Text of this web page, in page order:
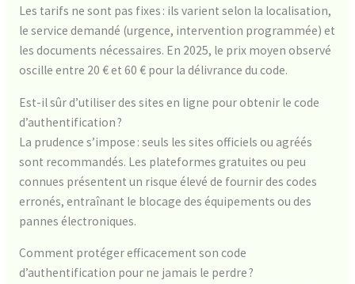
Les tarifs ne sont pas fixes : ils varient selon la localisation,
le service demandé (urgence, intervention programmée) et
les documents nécessaires. En 2025, le prix moyen observé
oscille entre 20 € et 60 € pour la délivrance du code.
Est-il sûr d’utiliser des sites en ligne pour obtenir le code
d’authentification ?
La prudence s’impose : seuls les sites officiels ou agréés
sont recommandés. Les plateformes gratuites ou peu
connues présentent un risque élevé de fournir des codes
erronés, entraînant le blocage des équipements ou des
pannes électroniques.
Comment protéger efficacement son code
d’authentification pour ne jamais le perdre ?